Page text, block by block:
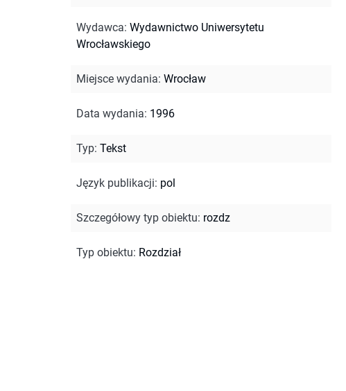
Wydawca: Wydawnictwo Uniwersytetu
Wrocławskiego
Miejsce wydania: Wrocław
Data wydania: 1996
Typ: Tekst
Język publikacji: pol
Szczegółowy typ obiektu: rozdz
Typ obiektu: Rozdział